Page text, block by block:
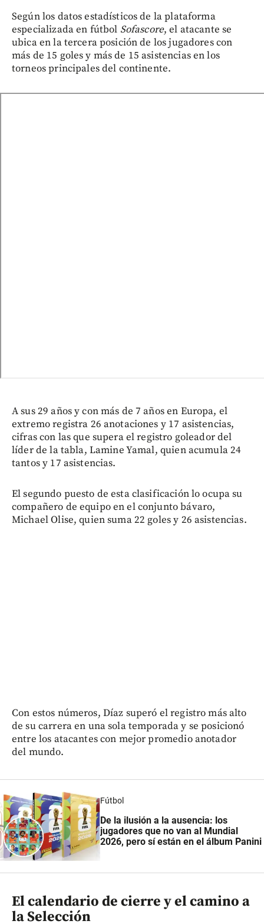
Según los datos estadísticos de la plataforma
especializada en fútbol Sofascore, el atacante se
ubica en la tercera posición de los jugadores con
más de 15 goles y más de 15 asistencias en los
torneos principales del continente.
A sus 29 años y con más de 7 años en Europa, el
extremo registra 26 anotaciones y 17 asistencias,
cifras con las que supera el registro goleador del
líder de la tabla, Lamine Yamal, quien acumula 24
tantos y 17 asistencias.
El segundo puesto de esta clasificación lo ocupa su
compañero de equipo en el conjunto bávaro,
Michael Olise, quien suma 22 goles y 26 asistencias.
Con estos números, Díaz superó el registro más alto
de su carrera en una sola temporada y se posicionó
entre los atacantes con mejor promedio anotador
del mundo.
Fútbol
De la ilusión a la ausencia: los
jugadores que no van al Mundial
2026, pero sí están en el álbum Panini
El calendario de cierre y el camino a
la Selección